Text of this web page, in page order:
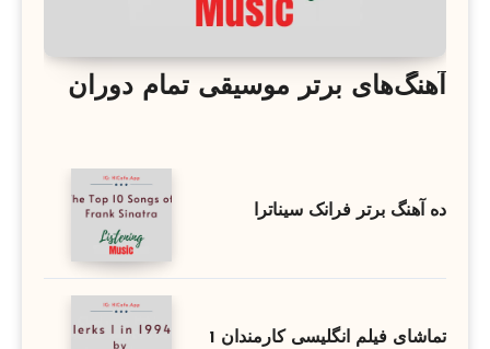
آهنگ‌های برتر موسیقی تمام دوران
ده آهنگ برتر فرانک سیناترا
تماشای فیلم انگلیسی کارمندان 1